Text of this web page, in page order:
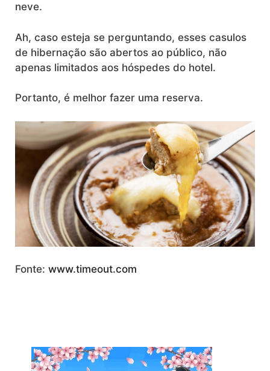
neve.
Ah, caso esteja se perguntando, esses casulos
de hibernação são abertos ao público, não
apenas limitados aos hóspedes do hotel.
Portanto, é melhor fazer uma reserva.
Fonte: www.timeout.com